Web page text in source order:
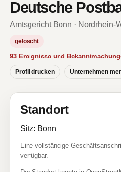
Deutsche
Amtsgericht Bonn · Nordrhein-
gelöscht
93 Ereignisse und
Profil drucken Unternehmen
Standort
Sitz: Bonn
Eine vollständige
verfügbar.